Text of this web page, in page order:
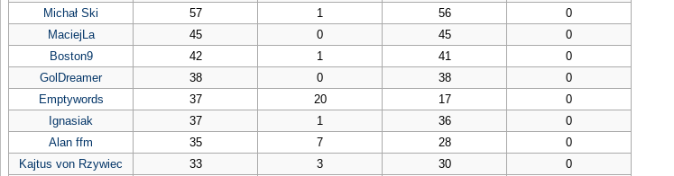
Michał Ski
57 1 56
0
MaciejLa
45 0 45
0
Boston9
42 1 41
0
GolDreamer
38 0 38
0
Emptywords
37 20 17
0
Ignasiak
37 1 36
0
Alan ffm
35 7 28
0
Kajtus von Rzywiec
33 3 30
0